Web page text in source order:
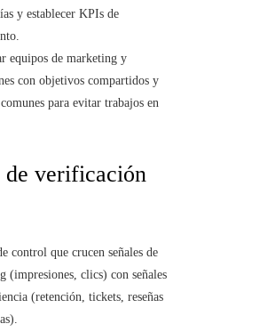
y establecer KPIs de
equipos de marketing y
con objetivos compartidos y
para evitar trabajos en
de verificación
control que crucen señales de
(impresiones, clics) con señales
(retención, tickets, reseñas